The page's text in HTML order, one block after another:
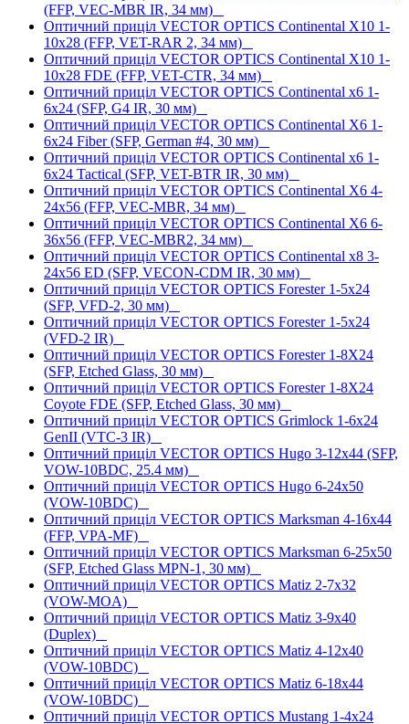
(FFP, VEC-MBR IR, 34 мм)
Оптичний приціл VECTOR OPTICS Continental X10 1-
10x28 (FFP, VET-RAR 2, 34 мм)
Оптичний приціл VECTOR OPTICS Continental X10 1-
10x28 FDE (FFP, VET-CTR, 34 мм)
Оптичний приціл VECTOR OPTICS Continental x6 1-
6x24 (SFP, G4 IR, 30 мм)
Оптичний приціл VECTOR OPTICS Continental X6 1-
6x24 Fiber (SFP, German #4, 30 мм)
Оптичний приціл VECTOR OPTICS Continental x6 1-
6x24 Tactical (SFP, VET-BTR IR, 30 мм)
Оптичний приціл VECTOR OPTICS Continental X6 4-
24x56 (FFP, VEC-MBR, 34 мм)
Оптичний приціл VECTOR OPTICS Continental X6 6-
36x56 (FFP, VEC-MBR2, 34 мм)
Оптичний приціл VECTOR OPTICS Continental x8 3-
24x56 ED (SFP, VECON-CDM IR, 30 мм)
Оптичний приціл VECTOR OPTICS Forester 1-5x24
(SFP, VFD-2, 30 мм)
Оптичний приціл VECTOR OPTICS Forester 1-5x24
(VFD-2 IR)
Оптичний приціл VECTOR OPTICS Forester 1-8X24
(SFP, Etched Glass, 30 мм)
Оптичний приціл VECTOR OPTICS Forester 1-8X24
Coyote FDE (SFP, Etched Glass, 30 мм)
Оптичний приціл VECTOR OPTICS Grimlock 1-6x24
GenII (VTC-3 IR)
Оптичний приціл VECTOR OPTICS Hugo 3-12x44 (SFP,
VOW-10BDC, 25.4 мм)
Оптичний приціл VECTOR OPTICS Hugo 6-24x50
(VOW-10BDC)
Оптичний приціл VECTOR OPTICS Marksman 4-16x44
(FFP, VPA-MF)
Оптичний приціл VECTOR OPTICS Marksman 6-25x50
(SFP, Etched Glass MPN-1, 30 мм)
Оптичний приціл VECTOR OPTICS Matiz 2-7x32
(VOW-MOA)
Оптичний приціл VECTOR OPTICS Matiz 3-9x40
(Duplex)
Оптичний приціл VECTOR OPTICS Matiz 4-12x40
(VOW-10BDC)
Оптичний приціл VECTOR OPTICS Matiz 6-18x44
(VOW-10BDC)
Оптичний приціл VECTOR OPTICS Mustang 1-4x24